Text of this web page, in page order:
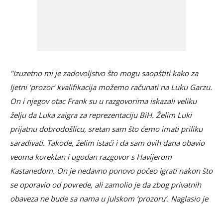
"Izuzetno mi je zadovoljstvo što mogu saopštiti kako za
ljetni ‘prozor’ kvalifikacija možemo računati na Luku Garzu.
On i njegov otac Frank su u razgovorima iskazali veliku
želju da Luka zaigra za reprezentaciju BiH. Želim Luki
prijatnu dobrodošlicu, sretan sam što ćemo imati priliku
sarađivati. Takođe, želim istaći i da sam ovih dana obavio
veoma korektan i ugodan razgovor s Havijerom
Kastanedom. On je nedavno ponovo počeo igrati nakon što
se oporavio od povrede, ali zamolio je da zbog privatnih
obaveza ne bude sa nama u julskom ‘prozoru’. Naglasio je